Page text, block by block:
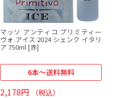
マッソ アンティコ プリミティー
ヴォ アイス 2024 シェンク イタリ
ア 750ml [赤]
6本～送料無料
2,178円 （税込）